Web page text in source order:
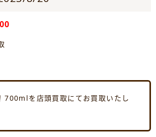
700mlを店頭買取にてお買取いたし